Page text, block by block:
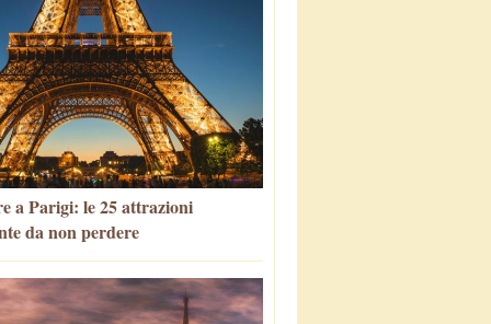
a Parigi: le 25 attrazioni
da non perdere